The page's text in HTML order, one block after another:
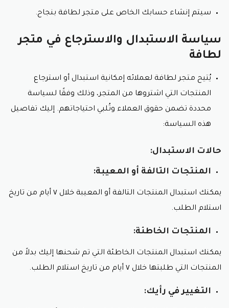
سيتم إنشاء حسابك الخاص على متجر لطافة بنجاح.
سياسة الاستبدال والاسترجاع في متجر
لطافة
يُتيح متجر لطافة لعملائه إمكانية استبدال أو استرجاع
المنتجات التي اشتروها من المتجر، وذلك وفقًا لسياسة
محددة تضمن حقوق العملاء وتُلبي احتياجاتهم. إليك تفاصيل
هذه السياسة:
حالات الاستبدال:
المنتجات التالفة أو المعيبة:
يمكنك استبدال المنتجات التالفة أو المعيبة خلال ٧ أيام من تاريخ
استلام الطلب.
المنتجات الخاطئة:
يمكنك استبدال المنتجات الخاطئة التي تم شحنها إليك بدلاً من
المنتجات التي طلبتها خلال ٧ أيام من تاريخ استلام الطلب.
التغيير في رأيك: